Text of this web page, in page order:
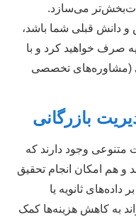
می‌سازد.
دانش قبلی شما باشد،
صرف خواهید کرد و با
(مشاوره‌های تخصصی
بازرگانی
متنوعی وجود دارند که
و هم امکان انجام تحقیق
داده‌های ثانویه یا
به کاهش هزینه‌ها کمک